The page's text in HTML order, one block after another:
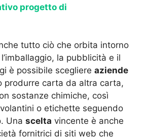
progetto di
tutto ciò che orbita intorno
la pubblicità e il
è possibile scegliere aziende
produrre carta da altra carta,
sostanze chimiche, così
o etichette seguendo
Una scelta vincente è anche
fornitrici di siti web che